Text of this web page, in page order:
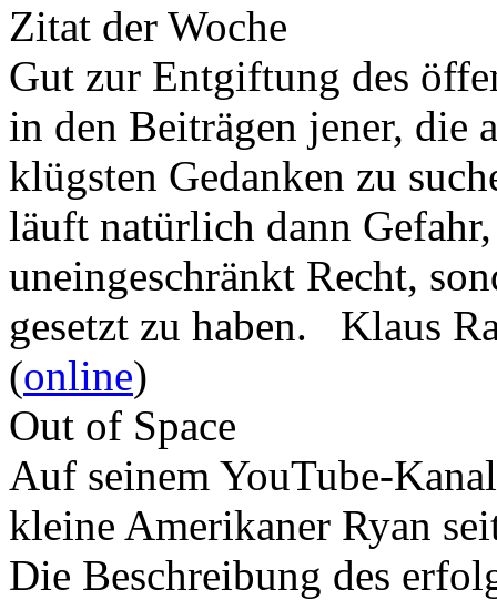
Zitat der Woche
Gut zur Entgiftung des
in den Beiträgen jener, die
klügsten Gedanken zu
läuft natürlich dann
uneingeschränkt Recht,
gesetzt zu haben. Klaus
(online)
Out of Space
Auf seinem YouTube-
kleine Amerikaner Ryan
Die Beschreibung des